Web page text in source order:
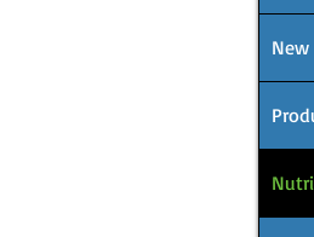
New